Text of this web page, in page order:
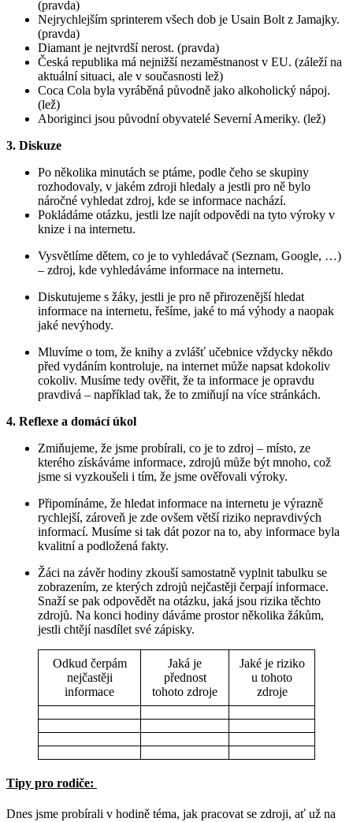
(pravda)
Nejrychlejším sprinterem všech dob je Usain Bolt z Jamajky.
(pravda)
Diamant je nejtvrdší nerost. (pravda)
Česká republika má nejnižší nezaměstnanost v EU. (záleží na
aktuální situaci, ale v současnosti lež)
Coca Cola byla vyráběná původně jako alkoholický nápoj.
(lež)
Aboriginci jsou původní obyvatelé Severní Ameriky. (lež)
3. Diskuze
Po několika minutách se ptáme, podle čeho se skupiny
rozhodovaly, v jakém zdroji hledaly a jestli pro ně bylo
náročné vyhledat zdroj, kde se informace nachází.
Pokládáme otázku, jestli lze najít odpovědi na tyto výroky v
knize i na internetu.
Vysvětlíme dětem, co je to vyhledávač (Seznam, Google, …)
– zdroj, kde vyhledáváme informace na internetu.
Diskutujeme s žáky, jestli je pro ně přirozenější hledat
informace na internetu, řešíme, jaké to má výhody a naopak
jaké nevýhody.
Mluvíme o tom, že knihy a zvlášť učebnice vždycky někdo
před vydáním kontroluje, na internet může napsat kdokoliv
cokoliv. Musíme tedy ověřit, že ta informace je opravdu
pravdivá – například tak, že to zmiňují na více stránkách.
4. Reflexe a domácí úkol
Zmiňujeme, že jsme probírali, co je to zdroj – místo, ze
kterého získáváme informace, zdrojů může být mnoho, což
jsme si vyzkoušeli i tím, že jsme ověřovali výroky.
Připomínáme, že hledat informace na internetu je výrazně
rychlejší, zároveň je zde ovšem větší riziko nepravdivých
informací. Musíme si tak dát pozor na to, aby informace byla
kvalitní a podložená fakty.
Žáci na závěr hodiny zkouší samostatně vyplnit tabulku se
zobrazením, ze kterých zdrojů nejčastěji čerpají informace.
Snaží se pak odpovědět na otázku, jaká jsou rizika těchto
zdrojů. Na konci hodiny dáváme prostor několika žákům,
jestli chtějí nasdílet své zápisky.
Odkud čerpám
nejčastěji
informace
Jaká je
přednost
tohoto zdroje
Jaké je riziko
u tohoto
zdroje
Tipy pro rodiče:
Dnes jsme probírali v hodině téma, jak pracovat se zdroji, ať už na